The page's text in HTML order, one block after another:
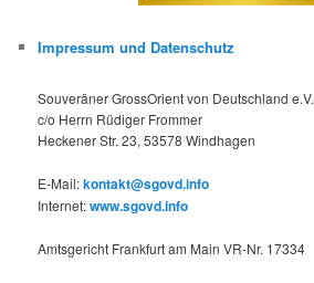
Impressum und Datenschutz
Souveräner GrossOrient von Deutschland e.V.
c/o Herrn Rüdiger Frommer
Heckener Str. 23, 53578 Windhagen
E-Mail:kontakt@sgovd.info
Internet:www.sgovd.info
Amtsgericht Frankfurt am Main VR-Nr. 17334